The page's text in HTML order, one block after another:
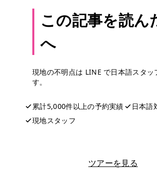
この記事を読ん
へ
現地の不明点は LINE で日本語スタッ
す。
累計5,000件以上の予約実績
日本語
現地スタッフ
ツアーを見る